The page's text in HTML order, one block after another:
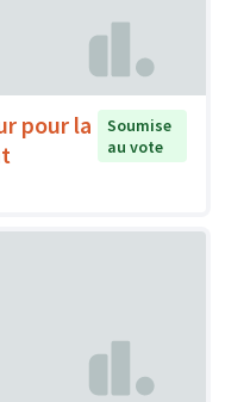
pour la
Soumise
au vote